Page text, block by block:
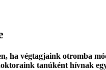
ha végtagjaink otromba
tanúként hívnak